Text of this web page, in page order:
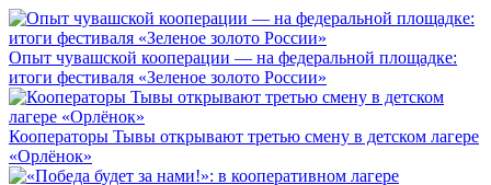
Опыт чувашской кооперации — на федеральной площадке:
итоги фестиваля «Зеленое золото России»
Кооператоры Тывы открывают третью смену в детском лагере
«Орлёнок»